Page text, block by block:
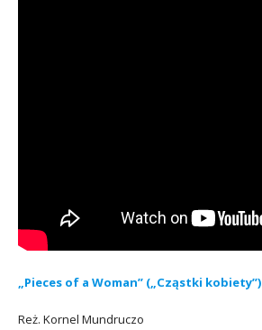
„Pieces of a Woman” („Cząstki kobiety”)
Reż. Kornel Mundruczo